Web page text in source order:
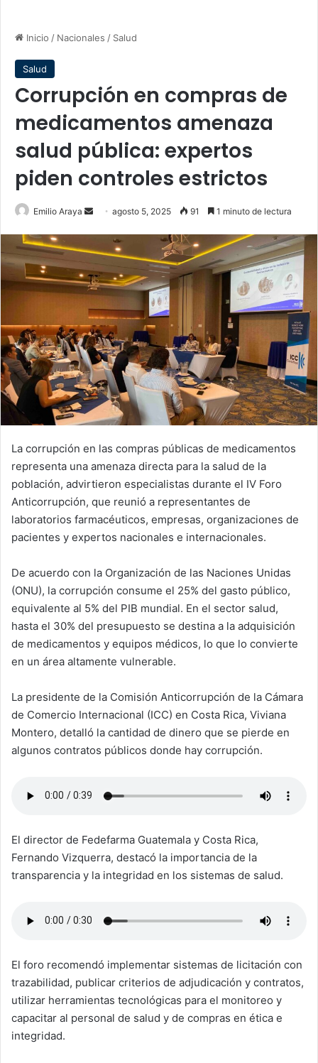
Inicio / Nacionales / Salud
Salud
Corrupción en compras de
medicamentos amenaza
salud pública: expertos
piden controles estrictos
Emilio Araya
Send
email
agosto 5, 2025 91 1 minuto de lectura
La corrupción en las compras públicas de medicamentos
representa una amenaza directa para la salud de la
población, advirtieron especialistas durante el IV Foro
Anticorrupción, que reunió a representantes de
laboratorios farmacéuticos, empresas, organizaciones de
pacientes y expertos nacionales e internacionales.
De acuerdo con la Organización de las Naciones Unidas
(ONU), la corrupción consume el 25% del gasto público,
equivalente al 5% del PIB mundial. En el sector salud,
hasta el 30% del presupuesto se destina a la adquisición
de medicamentos y equipos médicos, lo que lo convierte
en un área altamente vulnerable.
La presidente de la Comisión Anticorrupción de la Cámara
de Comercio Internacional (ICC) en Costa Rica, Viviana
Montero, detalló la cantidad de dinero que se pierde en
algunos contratos públicos donde hay corrupción.
El director de Fedefarma Guatemala y Costa Rica,
Fernando Vizquerra, destacó la importancia de la
transparencia y la integridad en los sistemas de salud.
El foro recomendó implementar sistemas de licitación con
trazabilidad, publicar criterios de adjudicación y contratos,
utilizar herramientas tecnológicas para el monitoreo y
capacitar al personal de salud y de compras en ética e
integridad.